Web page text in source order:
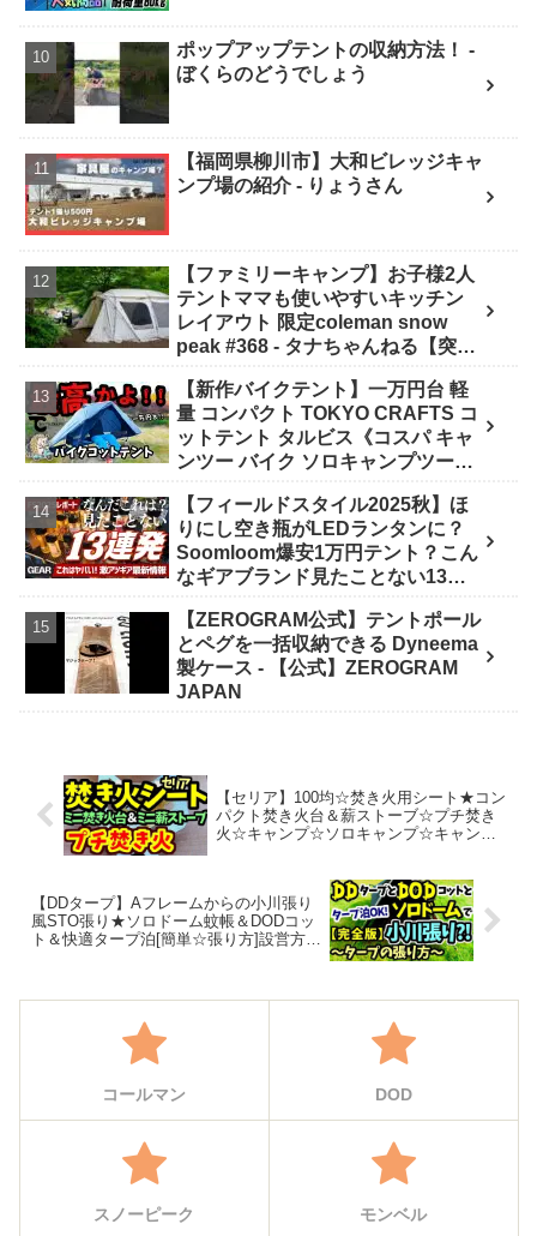
ポップアップテントの収納方法！ -
ぼくらのどうでしょう
【福岡県柳川市】大和ビレッジキャ
ンプ場の紹介 - りょうさん
【ファミリーキャンプ】お子様2人
テントママも使いやすいキッチン
レイアウト 限定coleman snow
peak #368 - タナちゃんねる【突撃
【新作バイクテント】一万円台 軽
量 コンパクト TOKYO CRAFTS コ
ットテント タルビス《コスパ キャ
ンツー バイク ソロキャンプツーリ
リー 選び方》 - ｺﾝﾊﾟｸﾄｷﾞｱ紹介★バ
イク野営部
【フィールドスタイル2025秋】ほ
りにし空き瓶がLEDランタンに？
Soomloom爆安1万円テント？こん
なギアブランド見たことない13連
Outdoor News24
【ZEROGRAM公式】テントポール
とペグを一括収納できる Dyneema
製ケース - 【公式】ZEROGRAM
JAPAN
【セリア】100均☆焚き火用シート★コン
パクト焚き火台＆薪ストーブ☆プチ焚き
火☆キャンプ☆ソロキャンプ☆キャンプ
【DDタープ】Aフレームからの小川張り
風STO張り★ソロドーム蚊帳＆DODコッ
ト＆快適タープ泊[簡単☆張り方]設営方法
コールマン DOD
スノーピーク モンベル